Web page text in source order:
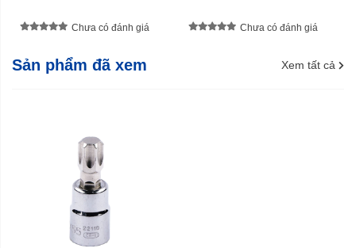
Chưa có đánh giá Chưa có đánh giá
Sản phẩm đã xem Xem tất cả